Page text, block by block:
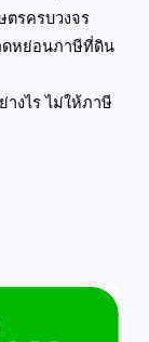
ตรครบวงจร
ดหย่อนภาษีที่ดิน
างไร ไม่ให้ภาษี